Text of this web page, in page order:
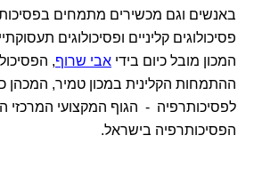
באנשים וגם מכשירים מתמחים
פסיכולוגים קליניים ופסיכולוגים
המכון מובל כיום בידי אבי שרוף,
ההתמחות הקלינית במכון טמיר, המכהן
לפסיכותרפיה - הגוף המקצועי המרכזי
הפסיכותרפיה בישראל.